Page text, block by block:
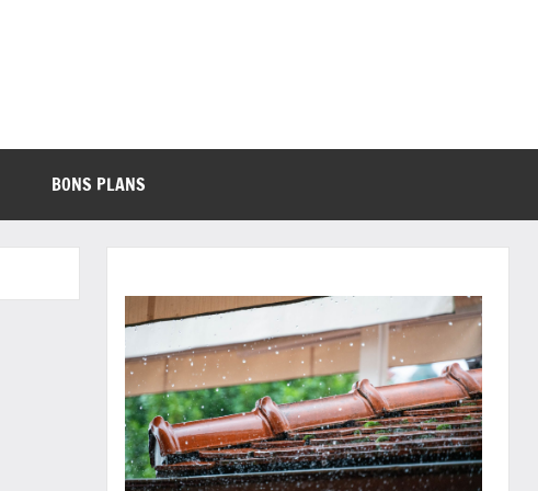
BONS PLANS